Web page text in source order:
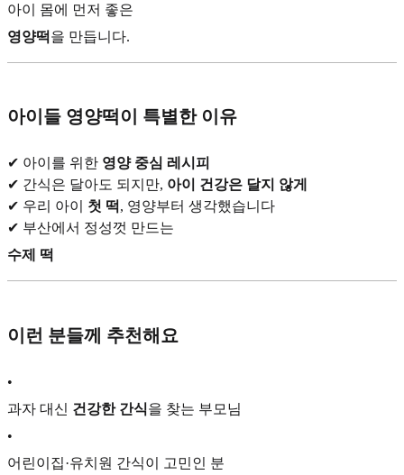
아이 몸에 먼저 좋은
영양떡 을 만듭니다.
아이들 영양떡이 특별한 이유
✔ 아이를 위한 영양 중심 레시피
✔ 간식은 달아도 되지만, 아이 건강은 달지 않게
✔ 우리 아이 첫 떡 , 영양부터 생각했습니다
✔ 부산에서 정성껏 만드는
수제 떡
이런 분들께 추천해요
•
과자 대신 건강한 간식을 찾는 부모님
•
어린이집·유치원 간식이 고민인 분